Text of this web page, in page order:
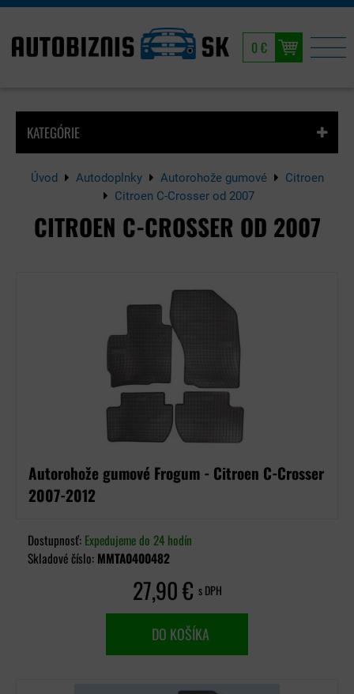
0 €
Úvod Autodoplnky Autorohože gumové
Citroen
Citroen C-Crosser od 2007
CITROEN C-CROSSER OD 2007
KATEGÓRIE
Autorohože gumové Frogum - Citroen C-Crosser
2007-2012
Dostupnosť: Expedujeme do 24 hodín
Skladové číslo: MMTA0400482
27,90 € s DPH
DO KOŠÍKA